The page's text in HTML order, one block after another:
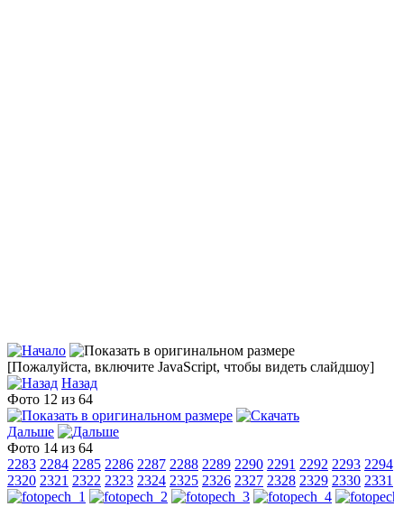
[Пожалуйста, включите JavaScript, чтобы видеть слайдшоу]
Назад
Фото 12 из 64
Дальше
Фото 14 из 64
2283 2284 2285 2286 2287 2288 2289 2290 2291 2292 2293 2294
2320 2321 2322 2323 2324 2325 2326 2327 2328 2329 2330 2331